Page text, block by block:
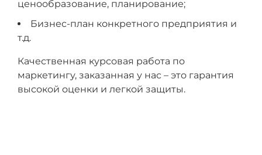
ценообразование, планирование;
Бизнес-план конкретного предприятия и
т.д.
Качественная курсовая работа по
маркетингу, заказанная у нас – это гарантия
высокой оценки и легкой защиты.